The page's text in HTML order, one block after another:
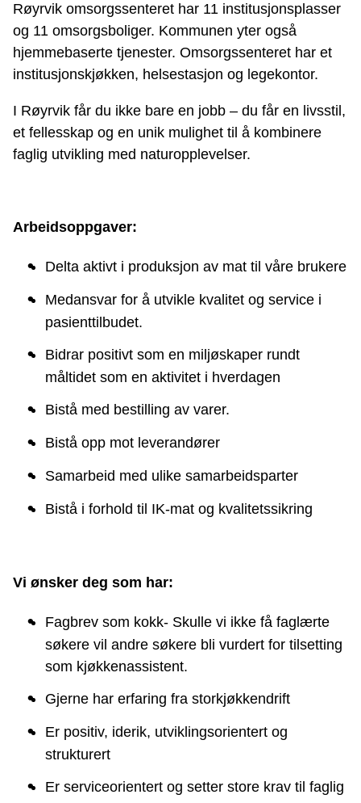
Røyrvik omsorgssenteret har 11 institusjonsplasser
og 11 omsorgsboliger. Kommunen yter også
hjemmebaserte tjenester. Omsorgssenteret har et
institusjonskjøkken, helsestasjon og legekontor.
I Røyrvik får du ikke bare en jobb – du får en livsstil,
et fellesskap og en unik mulighet til å kombinere
faglig utvikling med naturopplevelser.
Arbeidsoppgaver:
Delta aktivt i produksjon av mat til våre brukere
Medansvar for å utvikle kvalitet og service i
pasienttilbudet.
Bidrar positivt som en miljøskaper rundt
måltidet som en aktivitet i hverdagen
Bistå med bestilling av varer.
Bistå opp mot leverandører
Samarbeid med ulike samarbeidsparter
Bistå i forhold til IK-mat og kvalitetssikring
Vi ønsker deg som har:
Fagbrev som kokk- Skulle vi ikke få faglærte
søkere vil andre søkere bli vurdert for tilsetting
som kjøkkenassistent.
Gjerne har erfaring fra storkjøkkendrift
Er positiv, iderik, utviklingsorientert og
strukturert
Er serviceorientert og setter store krav til faglig